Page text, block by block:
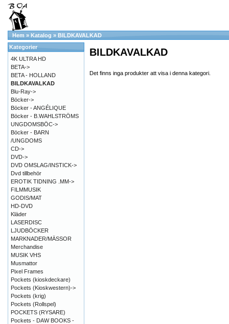
Hem » Katalog » BILDKAVALKAD
BILDKAVALKAD
Det finns inga produkter att visa i denna kategori.
Kategorier
4K ULTRA HD
BETA->
BETA - HOLLAND
BILDKAVALKAD
Blu-Ray->
Böcker->
Böcker - ANGÉLIQUE
Böcker - B.WAHLSTRÖMS
UNGDOMSBÖC->
Böcker - BARN
/UNGDOMS
CD->
DVD->
DVD OMSLAG/INSTICK->
Dvd tillbehör
EROTIK TIDNING .MM->
FILMMUSIK
GODIS/MAT
HD-DVD
Kläder
LASERDISC
LJUDBÖCKER
MARKNADER/MÄSSOR
Merchandise
MUSIK VHS
Musmattor
Pixel Frames
Pockets (kioskdeckare)
Pockets (Kioskwestern)->
Pockets (krig)
Pockets (Rollspel)
POCKETS (RYSARE)
Pockets - DAW BOOKS -